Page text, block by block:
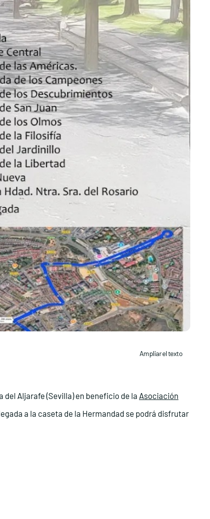
Ampliar el texto
Aljarafe (Sevilla) en beneficio de la Asociación
a la caseta de la Hermandad se podrá disfrutar